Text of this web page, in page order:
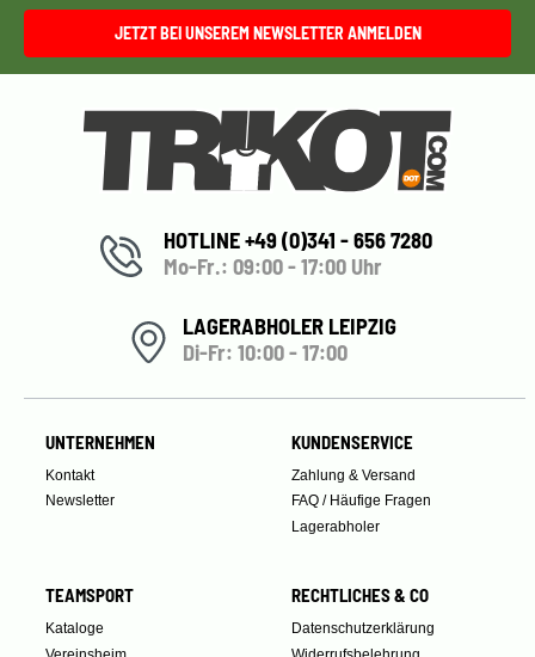
JETZT BEI UNSEREM NEWSLETTER ANMELDEN
HOTLINE +49 (0)341 - 656 7280
Mo-Fr.: 09:00 - 17:00 Uhr
LAGERABHOLER LEIPZIG
Di-Fr: 10:00 - 17:00
UNTERNEHMEN
Kontakt
Newsletter
KUNDENSERVICE
Zahlung & Versand
FAQ / Häufige Fragen
Lagerabholer
TEAMSPORT
Kataloge
RECHTLICHES & CO
Datenschutzerklärung